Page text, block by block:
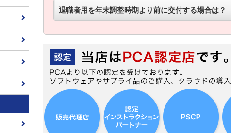
退職者用を年末調整時期より前に交付する場合は？